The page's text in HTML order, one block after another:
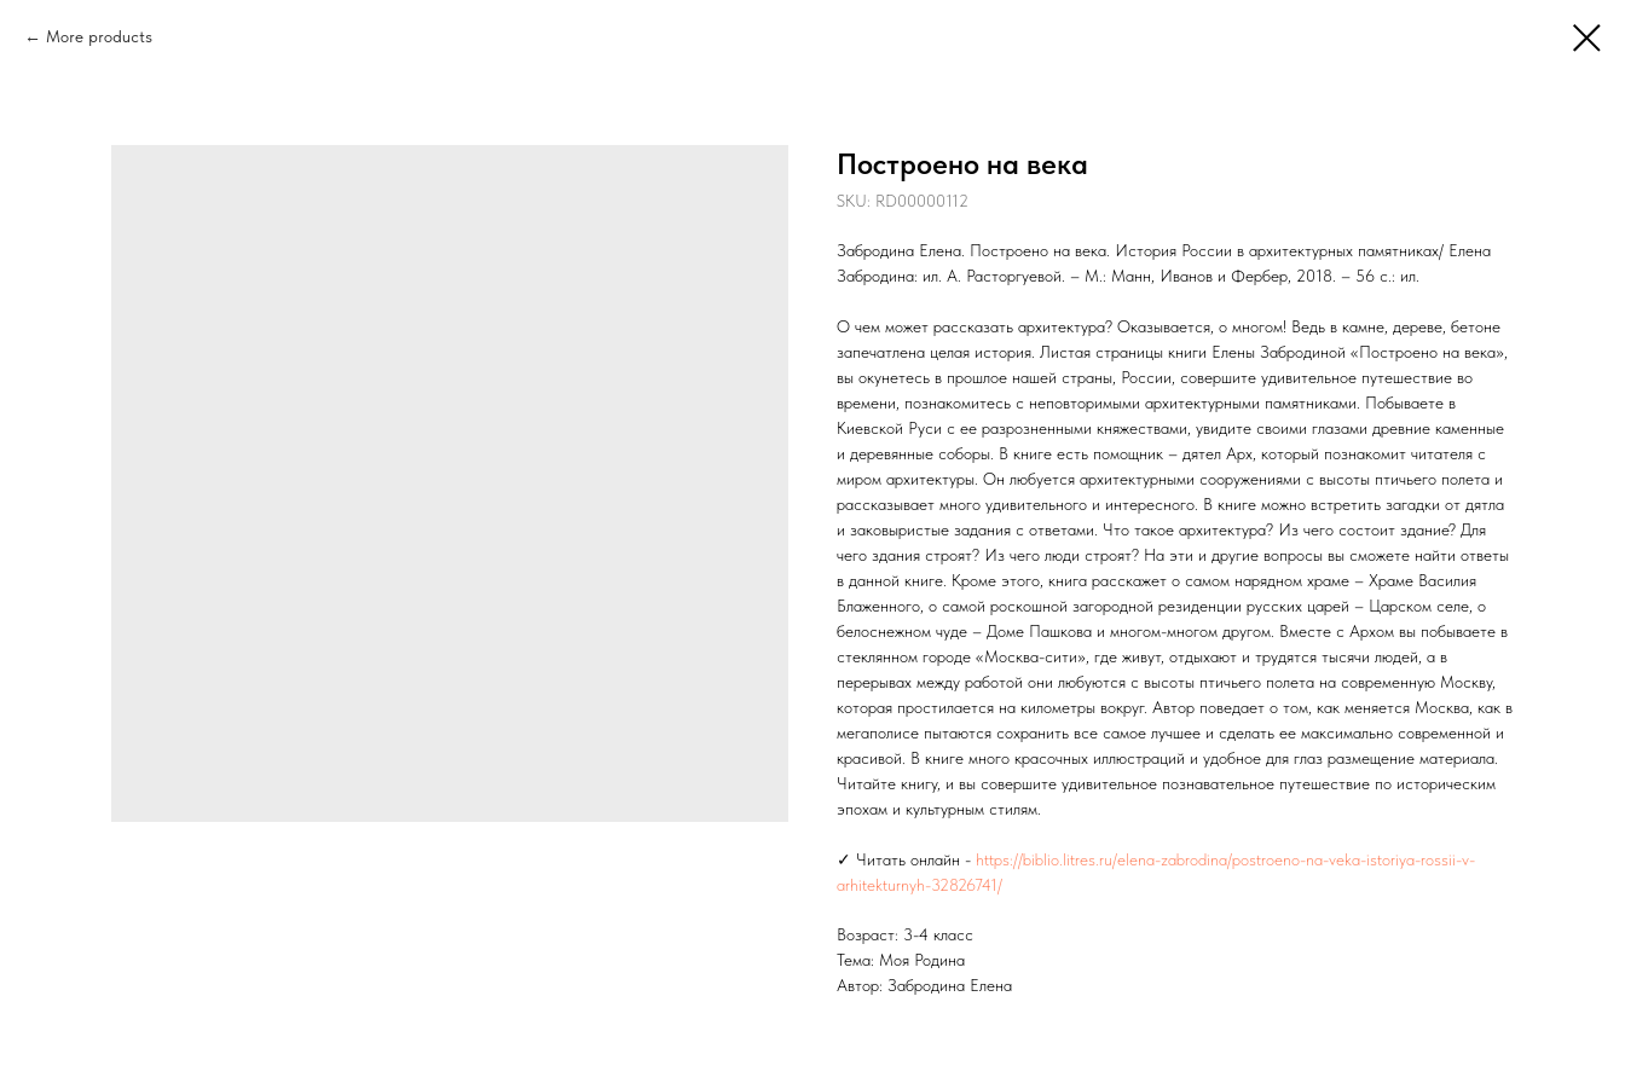
More products
Построено на века
SKU: RD00000112
Забродина Елена. Построено на века. История России в архитектурных памятниках/ Елена
Забродина: ил. А. Расторгуевой. – М.: Манн, Иванов и Фербер, 2018. – 56 с.: ил.
О чем может рассказать архитектура? Оказывается, о многом! Ведь в камне, дереве, бетоне
запечатлена целая история. Листая страницы книги Елены Забродиной «Построено на века»,
вы окунетесь в прошлое нашей страны, России, совершите удивительное путешествие во
времени, познакомитесь с неповторимыми архитектурными памятниками. Побываете в
Киевской Руси с ее разрозненными княжествами, увидите своими глазами древние каменные
и деревянные соборы. В книге есть помощник – дятел Арх, который познакомит читателя с
миром архитектуры. Он любуется архитектурными сооружениями с высоты птичьего полета и
рассказывает много удивительного и интересного. В книге можно встретить загадки от дятла
и заковыристые задания с ответами. Что такое архитектура? Из чего состоит здание? Для
чего здания строят? Из чего люди строят? На эти и другие вопросы вы сможете найти ответы
в данной книге. Кроме этого, книга расскажет о самом нарядном храме – Храме Василия
Блаженного, о самой роскошной загородной резиденции русских царей – Царском селе, о
белоснежном чуде – Доме Пашкова и многом-многом другом. Вместе с Архом вы побываете в
стеклянном городе «Москва-сити», где живут, отдыхают и трудятся тысячи людей, а в
перерывах между работой они любуются с высоты птичьего полета на современную Москву,
которая простилается на километры вокруг. Автор поведает о том, как меняется Москва, как в
мегаполисе пытаются сохранить все самое лучшее и сделать ее максимально современной и
красивой. В книге много красочных иллюстраций и удобное для глаз размещение материала.
Читайте книгу, и вы совершите удивительное познавательное путешествие по историческим
эпохам и культурным стилям.
✓ Читать онлайн - https://biblio.litres.ru/elena-zabrodina/postroeno-na-veka-istoriya-rossii-v-
arhitekturnyh-32826741/
Возраст: 3-4 класс
Тема: Моя Родина
Автор: Забродина Елена